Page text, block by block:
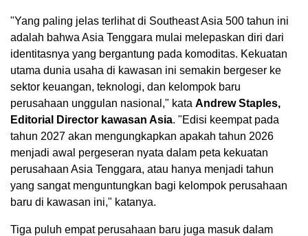
"Yang paling jelas terlihat di Southeast Asia 500 tahun ini
adalah bahwa Asia Tenggara mulai melepaskan diri dari
identitasnya yang bergantung pada komoditas. Kekuatan
utama dunia usaha di kawasan ini semakin bergeser ke
sektor keuangan, teknologi, dan kelompok baru
perusahaan unggulan nasional," kata Andrew Staples,
Editorial Director kawasan Asia. "Edisi keempat pada
tahun 2027 akan mengungkapkan apakah tahun 2026
menjadi awal pergeseran nyata dalam peta kekuatan
perusahaan Asia Tenggara, atau hanya menjadi tahun
yang sangat menguntungkan bagi kelompok perusahaan
baru di kawasan ini," katanya.
Tiga puluh empat perusahaan baru juga masuk dalam